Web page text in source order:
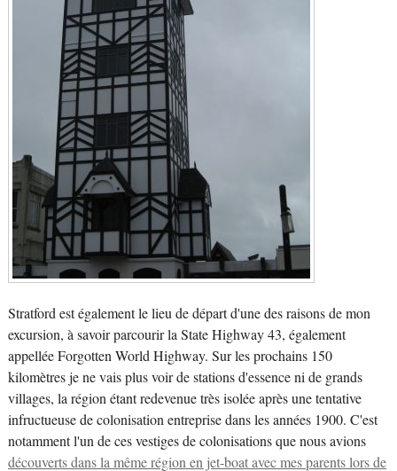
Stratford est également le lieu de départ d'une des raisons de mon
excursion, à savoir parcourir la State Highway 43, également
appellée Forgotten World Highway. Sur les prochains 150
kilomètres je ne vais plus voir de stations d'essence ni de grands
villages, la région étant redevenue très isolée après une tentative
infructueuse de colonisation entreprise dans les années 1900. C'est
notamment l'un de ces vestiges de colonisations que nous avions
découverts dans la même région en jet-boat avec mes parents lors de